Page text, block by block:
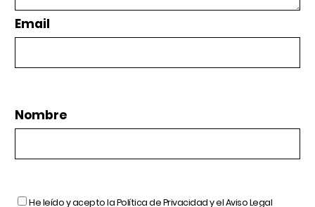
Email
Nombre
He leído y acepto laPolítica de Privacidady elAviso Legal